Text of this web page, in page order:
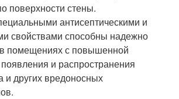
поверхности стены.
антисептическими и
свойствами способны надежно
помещениях с повышенной
и распространения
и других вредоносных